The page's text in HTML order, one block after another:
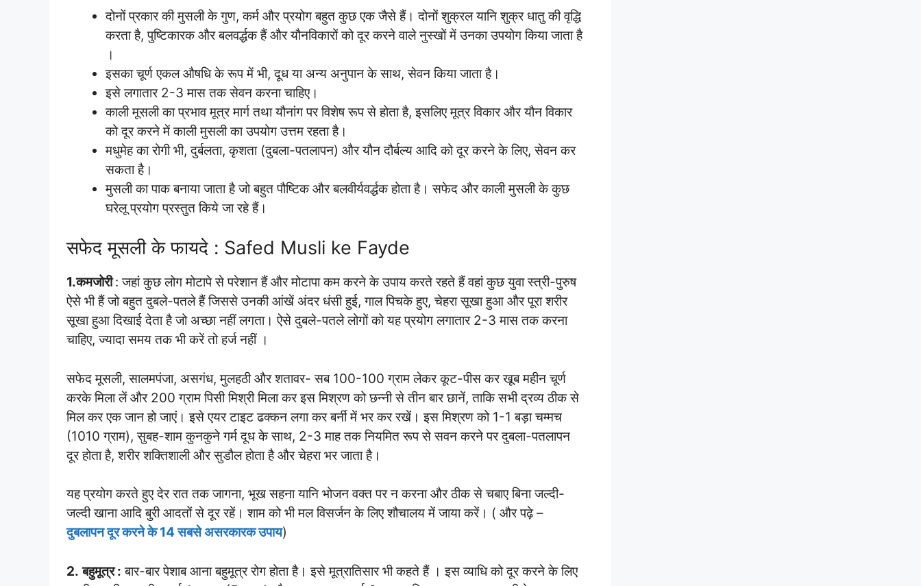
दोनों प्रकार की मुसली के गुण, कर्म और प्रयोग बहुत कुछ एक जैसे हैं। दोनों शुक्रल यानि शुक्र धातु की वृद्धि
करता है, पुष्टिकारक और बलवर्द्धक हैं और यौनविकारों को दूर करने वाले नुस्खों में उनका उपयोग किया जाता है
।
इसका चूर्ण एकल औषधि के रूप में भी, दूध या अन्य अनुपान के साथ, सेवन किया जाता है।
इसे लगातार 2-3 मास तक सेवन करना चाहिए।
काली मूसली का प्रभाव मूत्र मार्ग तथा यौनांग पर विशेष रूप से होता है, इसलिए मूत्र विकार और यौन विकार
को दूर करने में काली मुसली का उपयोग उत्तम रहता है।
मधुमेह का रोगी भी, दुर्बलता, कृशता (दुबला-पतलापन) और यौन दौर्बल्य आदि को दूर करने के लिए, सेवन कर
सकता है।
मुसली का पाक बनाया जाता है जो बहुत पौष्टिक और बलवीर्यवर्द्धक होता है। सफेद और काली मुसली के कुछ
घरेलू प्रयोग प्रस्तुत किये जा रहे हैं।
सफेद मूसली के फायदे : Safed Musli ke Fayde
1.कमजोरी: जहां कुछ लोग मोटापे से परेशान हैं और मोटापा कम करने के उपाय करते रहते हैं वहां कुछ युवा स्त्री-पुरुष
ऐसे भी हैं जो बहुत दुबले-पतले हैं जिससे उनकी आंखें अंदर धंसी हुई, गाल पिचके हुए, चेहरा सूखा हुआ और पूरा शरीर
सूखा हुआ दिखाई देता है जो अच्छा नहीं लगता। ऐसे दुबले-पतले लोगों को यह प्रयोग लगातार 2-3 मास तक करना
चाहिए, ज्यादा समय तक भी करें तो हर्ज नहीं ।
सफेद मूसली, सालमपंजा, असगंध, मुलहठी और शतावर- सब 100-100 ग्राम लेकर कूट-पीस कर खूब महीन चूर्ण
करके मिला लें और 200 ग्राम पिसी मिश्री मिला कर इस मिश्रण को छन्नी से तीन बार छानें, ताकि सभी द्रव्य ठीक से
मिल कर एक जान हो जाएं। इसे एयर टाइट ढक्कन लगा कर बर्नी में भर कर रखें। इस मिश्रण को 1-1 बड़ा चम्मच
(1010 ग्राम), सुबह-शाम कुनकुने गर्म दूध के साथ, 2-3 माह तक नियमित रूप से सवन करने पर दुबला-पतलापन
दूर होता है, शरीर शक्तिशाली और सुडौल होता है और चेहरा भर जाता है।
यह प्रयोग करते हुए देर रात तक जागना, भूख सहना यानि भोजन वक्त पर न करना और ठीक से चबाए बिना जल्दी-
जल्दी खाना आदि बुरी आदतों से दूर रहें। शाम को भी मल विसर्जन के लिए शौचालय में जाया करें। ( और पढ़े –
दुबलापन दूर करने के 14 सबसे असरकारक उपाय)
2. बहुमूत्र : बार-बार पेशाब आना बहुमूत्र रोग होता है। इसे मूत्रातिसार भी कहते हैं । इस व्याधि को दूर करने के लिए